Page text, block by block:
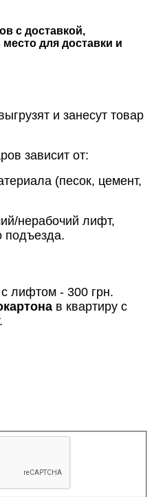
с доставкой,
для доставки и
и занесут товар
зависит от:
(песок, цемент,
нерабочий лифт,
подъезда.
с лифтом - 300 грн.
в квартиру с